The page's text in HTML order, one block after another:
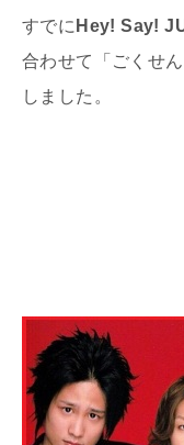
すでに Hey! Say!
合わせて「ごくせ
しました。